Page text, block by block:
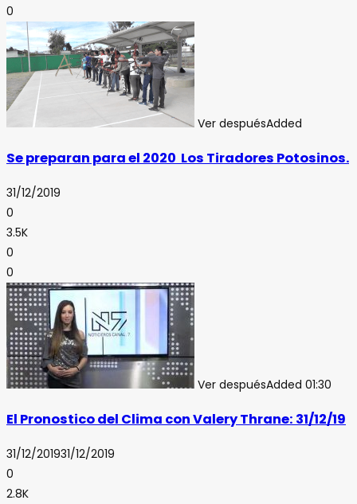
0
Ver despuésAdded
Se preparan para el 2020 Los Tiradores Potosinos.
31/12/2019
0
3.5K
0
0
Ver despuésAdded 01:30
El Pronostico del Clima con Valery Thrane: 31/12/19
31/12/201931/12/2019
0
2.8K